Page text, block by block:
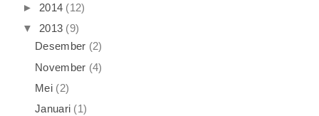
► 2014 (12)
▼
2013 (9)
Desember (2)
November (4)
Mei (2)
Januari (1)